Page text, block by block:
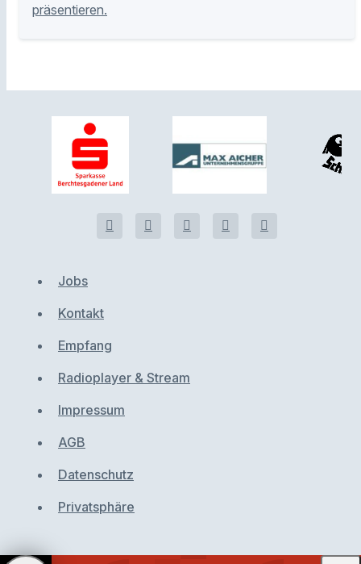
präsentieren.
Jobs
Kontakt
Empfang
Radioplayer & Stream
Impressum
AGB
Datenschutz
Privatsphäre